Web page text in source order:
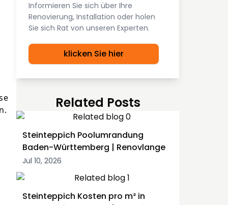
Informieren Sie sich über Ihre
Renovierung, Installation oder holen
Sie sich Rat von unseren Experten.
klicken Sie hier
Related Posts
Steinteppich Poolumrandung
Baden-Württemberg | Renovlange
Jul 10, 2026
Steinteppich Kosten pro m² in